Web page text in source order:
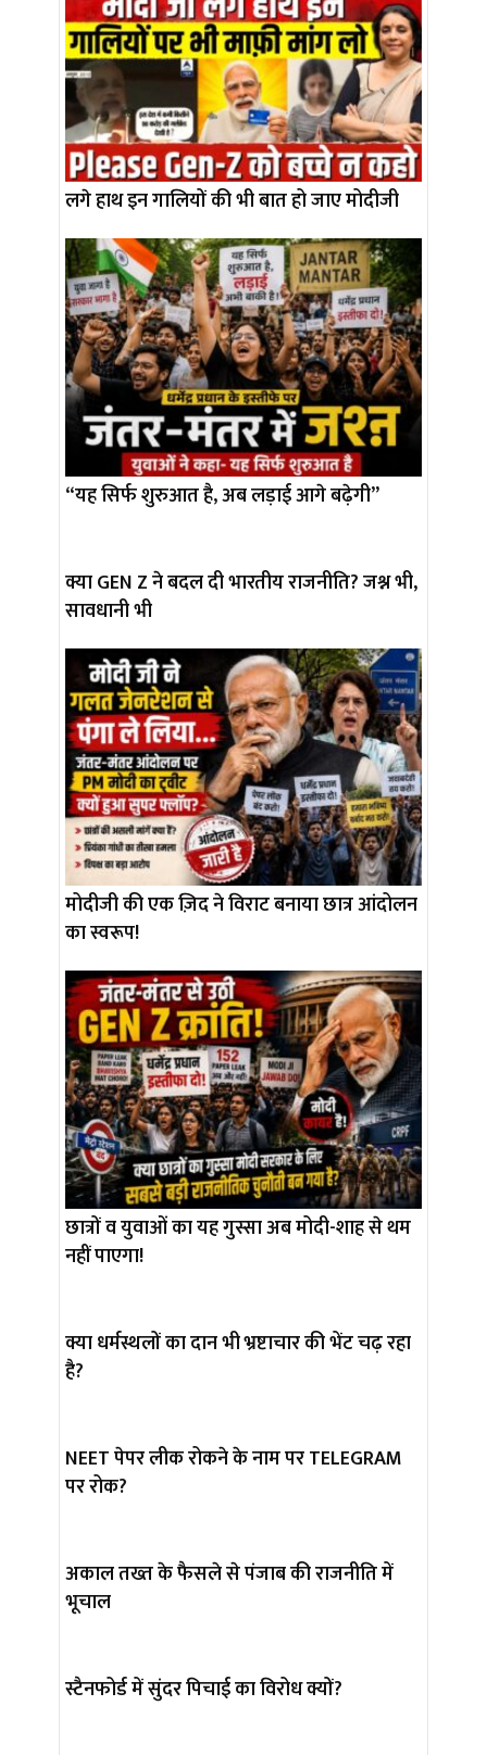
लगे हाथ इन गालियों की भी बात हो जाए मोदीजी
“यह सिर्फ शुरुआत है, अब लड़ाई आगे बढ़ेगी”
क्या GEN Z ने बदल दी भारतीय राजनीति? जश्न भी,
सावधानी भी
मोदीजी की एक ज़िद ने विराट बनाया छात्र आंदोलन
का स्वरूप!
छात्रों व युवाओं का यह गुस्सा अब मोदी-शाह से थम
नहीं पाएगा!
क्या धर्मस्थलों का दान भी भ्रष्टाचार की भेंट चढ़ रहा
है?
NEET पेपर लीक रोकने के नाम पर TELEGRAM
पर रोक?
अकाल तख्त के फैसले से पंजाब की राजनीति में
भूचाल
स्टैनफोर्ड में सुंदर पिचाई का विरोध क्यों?